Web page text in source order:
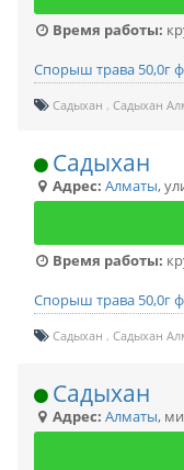
Время работы:
Спорыш трава 50,0г
Садыхан Садыхан
Садыхан
Адрес: Алматы,
Время работы:
Спорыш трава 50,0г
Садыхан Садыхан
Садыхан
Адрес: Алматы,